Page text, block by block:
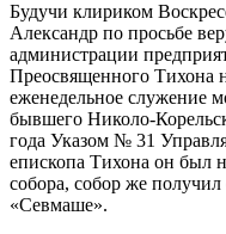
Будучи клириком
Александр по просьбе
администрации
Преосвященного Тихона
еженедельное служение
бывшего Николо-
года Указом № 31
епископа Тихона он был
собора, собор же получил
«Севмаше».